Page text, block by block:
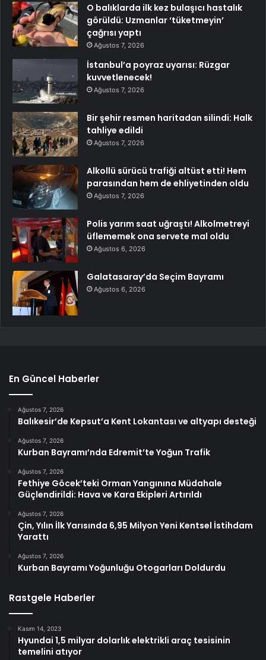
O balıklarda ilk kez bulaşıcı hastalık
görüldü: Uzmanlar ‘tüketmeyin’
çağrısı yaptı
Ağustos 7, 2026
İstanbul’a poyraz uyarısı: Rüzgar
kuvvetlenecek!
Ağustos 7, 2026
Bir şehir resmen haritadan silindi: Halk
tahliye edildi
Ağustos 7, 2026
Alkollü sürücü trafiği altüst etti! Hem
parasından hem de ehliyetinden oldu
Ağustos 7, 2026
Polis yarım saat uğraştı! Alkolmetreyi
üflememek ona servete mal oldu
Ağustos 6, 2026
Galatasaray’da Seçim Bayramı
Ağustos 6, 2026
En Güncel Haberler
Ağustos 7, 2026
Balıkesir’de Kepsut’a Kent Lokantası ve altyapı desteği
Ağustos 7, 2026
Kurban Bayramı’nda Edremit’te Yoğun Trafik
Ağustos 7, 2026
Fethiye Göcek’teki Orman Yangınına Müdahale
Güçlendirildi: Hava ve Kara Ekipleri Artırıldı
Ağustos 7, 2026
Çin, Yılın İlk Yarısında 6,95 Milyon Yeni Kentsel İstihdam
Yarattı
Ağustos 7, 2026
Kurban Bayramı Yoğunluğu Otogarları Doldurdu
Rastgele Haberler
Kasım 14, 2023
Hyundai 1,5 milyar dolarlık elektrikli araç tesisinin
temelini atıyor